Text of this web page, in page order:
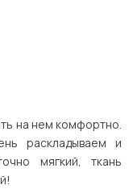
на нем комфортно.
раскладываем и
мягкий, ткань